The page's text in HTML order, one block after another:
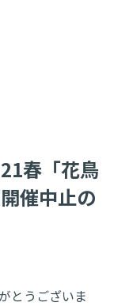
春「花鳥
催中止の
とうございま